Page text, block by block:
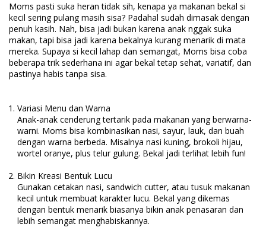
Moms pasti suka heran tidak sih, kenapa ya makanan bekal si
kecil sering pulang masih sisa? Padahal sudah dimasak dengan
penuh kasih. Nah, bisa jadi bukan karena anak nggak suka
makan, tapi bisa jadi karena bekalnya kurang menarik di mata
mereka. Supaya si kecil lahap dan semangat, Moms bisa coba
beberapa trik sederhana ini agar bekal tetap sehat, variatif, dan
pastinya habis tanpa sisa.
Variasi Menu dan Warna
Anak-anak cenderung tertarik pada makanan yang berwarna-
warni. Moms bisa kombinasikan nasi, sayur, lauk, dan buah
dengan warna berbeda. Misalnya nasi kuning, brokoli hijau,
wortel oranye, plus telur gulung. Bekal jadi terlihat lebih fun!
Bikin Kreasi Bentuk Lucu
Gunakan cetakan nasi, sandwich cutter, atau tusuk makanan
kecil untuk membuat karakter lucu. Bekal yang dikemas
dengan bentuk menarik biasanya bikin anak penasaran dan
lebih semangat menghabiskannya.